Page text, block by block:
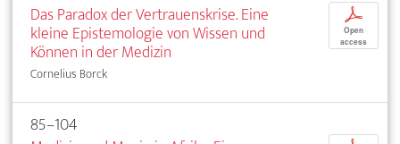
Das Paradox der Vertrauenskrise. Eine
kleine Epistemologie von Wissen und
Können in der Medizin
Cornelius Borck
p
Open
access
85–104